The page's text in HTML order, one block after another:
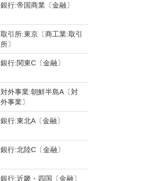
銀行:帝国商業〔金融〕
取引所:東京〔商工業:取引
所〕
銀行:関東C〔金融〕
対外事業:朝鮮半島A〔対
外事業〕
銀行:東北A〔金融〕
銀行:北陸C〔金融〕
銀行:近畿・四国〔金融〕